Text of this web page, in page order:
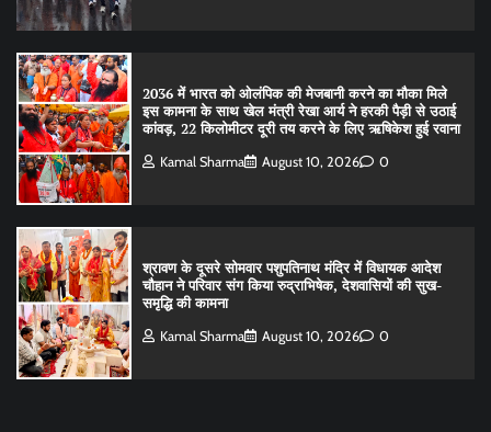
2036 में भारत को ओलंपिक की मेजबानी करने का मौका मिले
इस कामना के साथ खेल मंत्री रेखा आर्य ने हरकी पैड़ी से उठाई
कांवड़, 22 किलोमीटर दूरी तय करने के लिए ऋषिकेश हुई रवाना
Kamal Sharma August 10, 2026 0
श्रावण के दूसरे सोमवार पशुपतिनाथ मंदिर में विधायक आदेश
चौहान ने परिवार संग किया रुद्राभिषेक, देशवासियों की सुख-
समृद्धि की कामना
Kamal Sharma August 10, 2026 0